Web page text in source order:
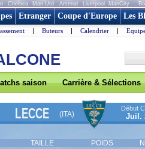
Chelsea Man Utd Arsenal Liverpool ManCity
Etranger Coupe d'Europe Les
| Buteurs | Calendrier |
saison Carrière & Sélections
LECCE (ITA)
Début
Juil.
TAILLE POIDS